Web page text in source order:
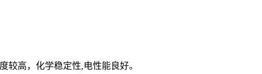
较高，化学稳定性,电性能良好。